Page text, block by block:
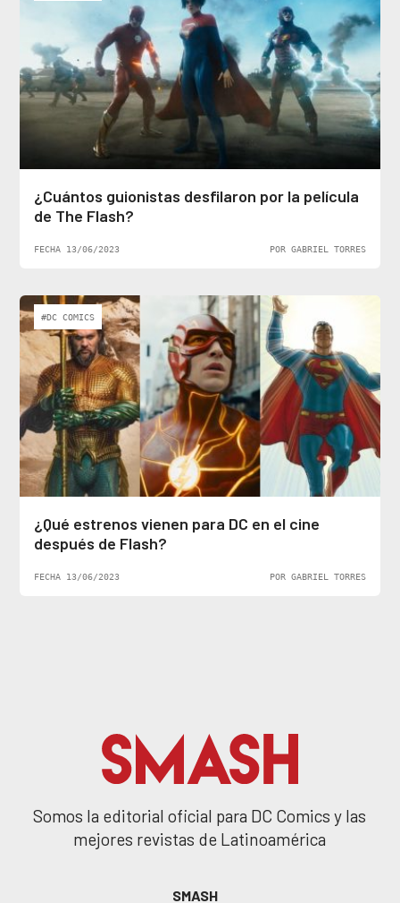
¿Cuántos guionistas desfilaron por la película
de The Flash?
FECHA 13/06/2023 POR GABRIEL TORRES
#DC COMICS
¿Qué estrenos vienen para DC en el cine
después de Flash?
FECHA 13/06/2023 POR GABRIEL TORRES
Somos la editorial oficial para DC Comics y las
mejores revistas de Latinoamérica
SMASH